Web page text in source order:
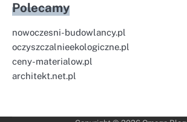
Polecamy
nowoczesni-budowlancy.pl
oczyszczalnieekologiczne.pl
ceny-materialow.pl
architekt.net.pl